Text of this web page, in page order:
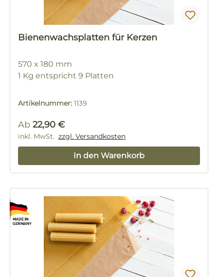
Bienenwachsplatten für Kerzen
570 x 180 mm
1 Kg entspricht 9 Platten
Artikelnummer: 1139
Regulärer Preis:
Ab 22,90 €
inkl. MwSt. zzgl. Versandkosten
In den Warenkorb